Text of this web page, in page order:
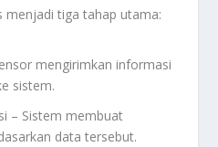
menjadi tiga tahap utama:
mengirimkan informasi
sistem.
– Sistem membuat
data tersebut.